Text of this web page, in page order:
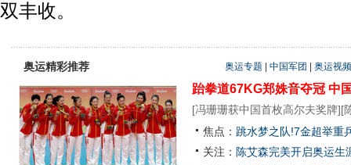
双丰收。
奥运精彩推荐 奥运专题 中国军团 奥运视频
跆拳道67KG郑姝音夺冠 中
[冯珊珊获中国首枚高尔夫奖牌][
焦点： 跳水梦之队!7金超举重
关注： 陈艾森完美开启奥运